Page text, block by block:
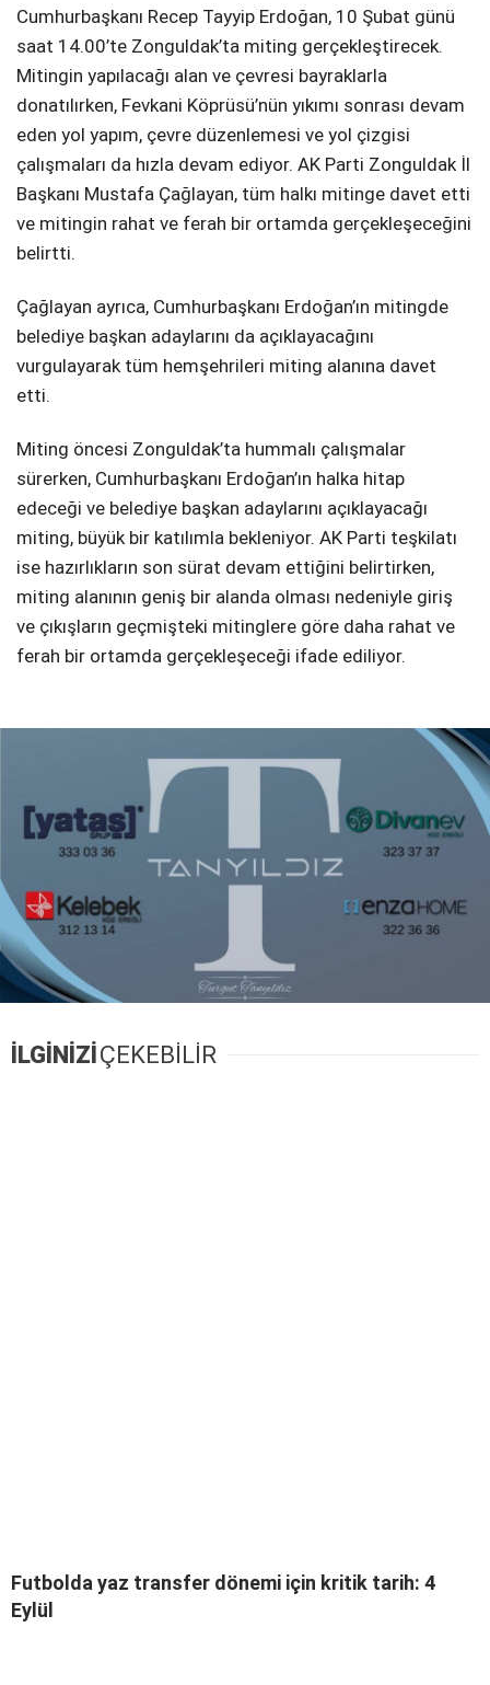
Facebook
Instagram
Youtube
Cumhurbaşkanı Recep Tayyip Erdoğan, 10 Şubat günü
saat 14.00’te Zonguldak’ta miting gerçekleştirecek.
Mitingin yapılacağı alan ve çevresi bayraklarla
donatılırken, Fevkani Köprüsü’nün yıkımı sonrası devam
eden yol yapım, çevre düzenlemesi ve yol çizgisi
çalışmaları da hızla devam ediyor. AK Parti Zonguldak İl
Başkanı Mustafa Çağlayan, tüm halkı mitinge davet etti
ve mitingin rahat ve ferah bir ortamda gerçekleşeceğini
belirtti.
Çağlayan ayrıca, Cumhurbaşkanı Erdoğan’ın mitingde
belediye başkan adaylarını da açıklayacağını
vurgulayarak tüm hemşehrileri miting alanına davet
etti.
Miting öncesi Zonguldak’ta hummalı çalışmalar
sürerken, Cumhurbaşkanı Erdoğan’ın halka hitap
edeceği ve belediye başkan adaylarını açıklayacağı
miting, büyük bir katılımla bekleniyor. AK Parti teşkilatı
ise hazırlıkların son sürat devam ettiğini belirtirken,
miting alanının geniş bir alanda olması nedeniyle giriş
ve çıkışların geçmişteki mitinglere göre daha rahat ve
ferah bir ortamda gerçekleşeceği ifade ediliyor.
İLGİNİZİÇEKEBİLİR
Futbolda yaz transfer dönemi için kritik tarih: 4
Eylül